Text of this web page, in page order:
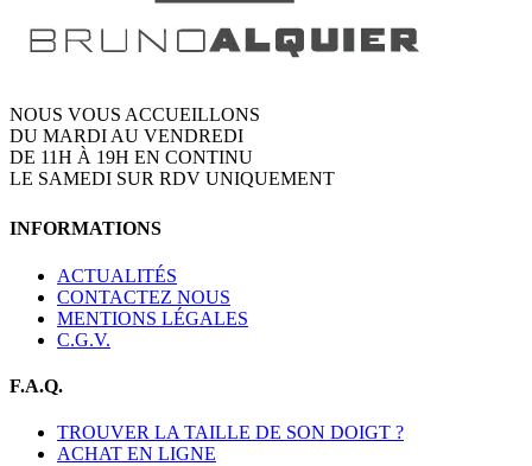
NOUS VOUS ACCUEILLONS
DU MARDI AU VENDREDI
DE 11H À 19H EN CONTINU
LE SAMEDI SUR RDV UNIQUEMENT
INFORMATIONS
ACTUALITÉS
CONTACTEZ NOUS
MENTIONS LÉGALES
C.G.V.
F.A.Q.
TROUVER LA TAILLE DE SON DOIGT ?
ACHAT EN LIGNE